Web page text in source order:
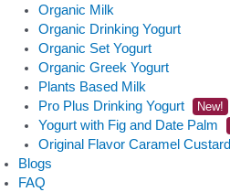
Organic Milk
Organic Drinking Yogurt
Organic Set Yogurt
Organic Greek Yogurt
Plants Based Milk
Pro Plus Drinking Yogurt
New!
Yogurt with Fig and Date Palm
Original Flavor Caramel Custard
Blogs
FAQ